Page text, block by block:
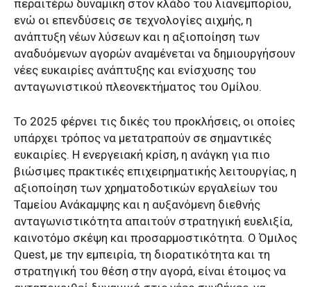
περαιτέρω δυναμική στον κλάδο του λιανεμπορίου,
ενώ οι επενδύσεις σε τεχνολογίες αιχμής, η
ανάπτυξη νέων λύσεων και η αξιοποίηση των
αναδυόμενων αγορών αναμένεται να δημιουργήσουν
νέες ευκαιρίες ανάπτυξης και ενίσχυσης του
ανταγωνιστικού πλεονεκτήματος του Ομίλου.
Το 2025 φέρνει τις δικές του προκλήσεις, οι οποίες
υπάρχει τρόπος να μετατραπούν σε σημαντικές
ευκαιρίες. Η ενεργειακή κρίση, η ανάγκη για πιο
βιώσιμες πρακτικές επιχειρηματικής λειτουργίας, η
αξιοποίηση των χρηματοδοτικών εργαλείων του
Ταμείου Ανάκαμψης και η αυξανόμενη διεθνής
ανταγωνιστικότητα απαιτούν στρατηγική ευελιξία,
καινοτόμο σκέψη και προσαρμοστικότητα. Ο Όμιλος
Quest, με την εμπειρία, τη διορατικότητα και τη
στρατηγική του θέση στην αγορά, είναι έτοιμος να